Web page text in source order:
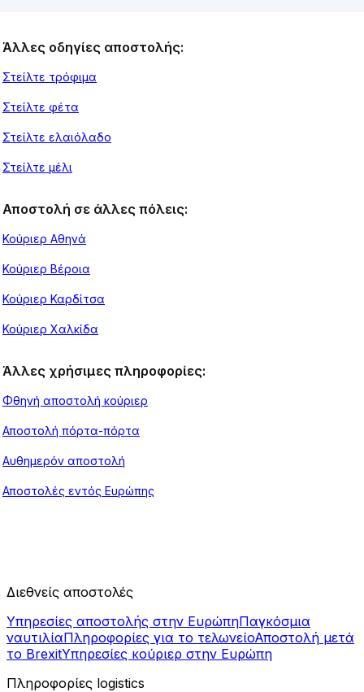
Άλλες οδηγίες αποστολής:
Στείλτε τρόφιμα
Στείλτε φέτα
Στείλτε ελαιόλαδο
Στείλτε μέλι
Αποστολή σε άλλες πόλεις:
Κούριερ Αθηνά
Κούριερ Βέροια
Κούριερ Καρδίτσα
Κούριερ Χαλκίδα
Άλλες χρήσιμες πληροφορίες:
Φθηνή αποστολή κούριερ
Αποστολή πόρτα-πόρτα
Αυθημερόν αποστολή
Αποστολές εντός Ευρώπης
Διεθνείς αποστολές
Υπηρεσίες αποστολής στην ΕυρώπηΠαγκόσμια
ναυτιλίαΠληροφορίες για το τελωνείοΑποστολή μετά
το BrexitΥπηρεσίες κούριερ στην Ευρώπη
Πληροφορίες logistics